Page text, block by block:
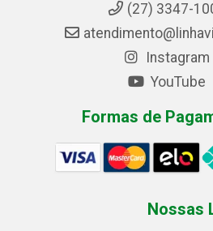
(27) 3347-
Instagram
YouTube
Formas de
Nossas